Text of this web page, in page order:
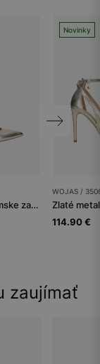
Zlaté lodičky dámske zažiaria na každej párty
Novinky
WOJAS /
114.90 €
zaujímať